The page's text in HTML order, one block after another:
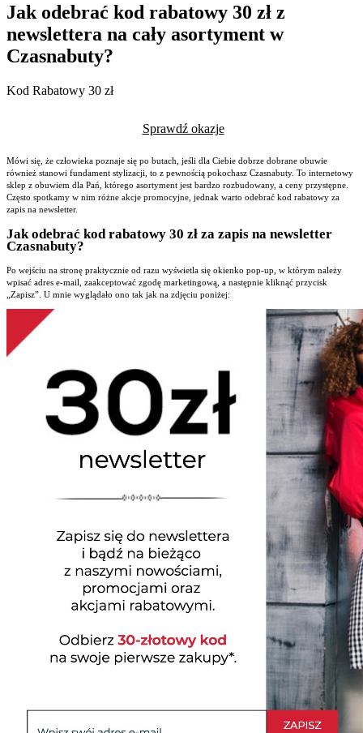
Jak odebrać kod rabatowy 30 zł z
newslettera na cały asortyment w
Czasnabuty?
Kod Rabatowy 30 zł
Sprawdź okazje
Mówi się, że człowieka poznaje się po butach, jeśli dla Ciebie dobrze dobrane obuwie
również stanowi fundament stylizacji, to z pewnością pokochasz Czasnabuty. To internetowy
sklep z obuwiem dla Pań, którego asortyment jest bardzo rozbudowany, a ceny przystępne.
Często spotkamy w nim różne akcje promocyjne, jednak warto odebrać kod rabatowy za
zapis na newsletter.
Jak odebrać kod rabatowy 30 zł za zapis na newsletter
Czasnabuty?
Po wejściu na stronę praktycznie od razu wyświetla się okienko pop-up, w którym należy
wpisać adres e-mail, zaakceptować zgodę marketingową, a następnie kliknąć przycisk
„Zapisz”. U mnie wyglądało ono tak jak na zdjęciu poniżej: